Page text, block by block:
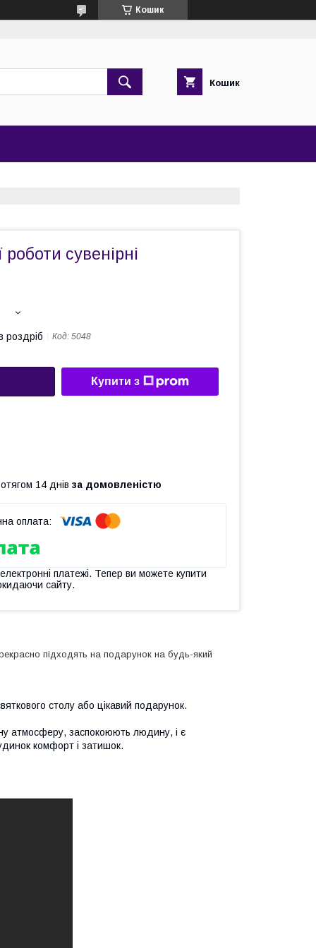
Кошик
Кошик
роботи сувенірні
роздріб Код: 5048
Купити з
14 днів за домовленістю
платежі. Тепер ви можете купити
сайту.
підходять на подарунок на будь-який
столу або цікавий подарунок.
атмосферу, заспокоюють людину, і є
комфорт і затишок.